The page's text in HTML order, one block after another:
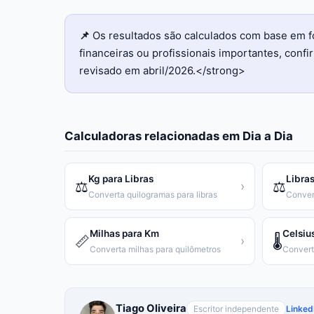
📌 Os resultados são calculados com base
financeiras ou profissionais importantes,
revisado em abril/2026.</strong>
Calculadoras relacionadas em Dia a Dia
⚖️Kg para Libras
Converta quilogramas para libras
› ⚖️
📏Milhas para Km
Converta milhas para quilômetros
› 🌡️
Tiago Oliveira Escritor independente